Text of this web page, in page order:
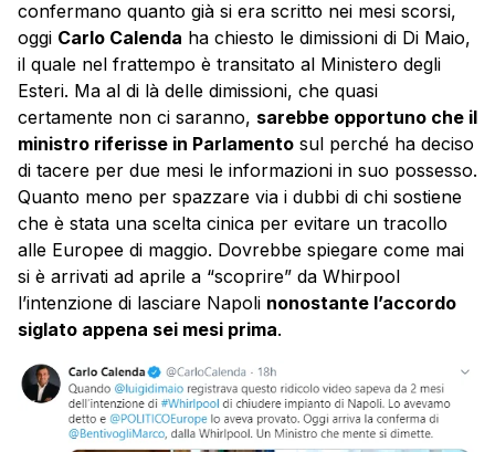
confermano quanto già si era scritto nei mesi scorsi,
oggi Carlo Calenda ha chiesto le dimissioni di Di Maio,
il quale nel frattempo è transitato al Ministero degli
Esteri. Ma al di là delle dimissioni, che quasi
certamente non ci saranno, sarebbe opportuno che il
ministro riferisse in Parlamento sul perché ha deciso
di tacere per due mesi le informazioni in suo possesso.
Quanto meno per spazzare via i dubbi di chi sostiene
che è stata una scelta cinica per evitare un tracollo
alle Europee di maggio. Dovrebbe spiegare come mai
si è arrivati ad aprile a “scoprire” da Whirpool
l’intenzione di lasciare Napoli nonostante l’accordo
siglato appena sei mesi prima.